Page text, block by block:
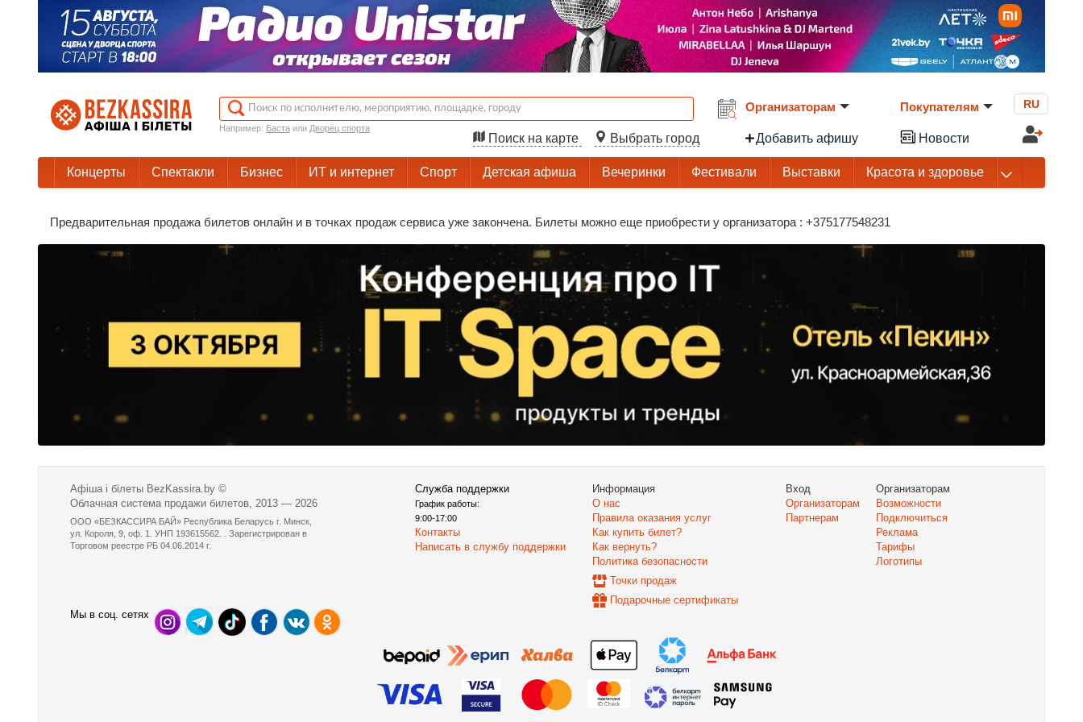
Например: Бастаили Дворец спорта
Поиск на карте Выбрать город
Организаторам
Добавить афишу
Покупателям
Новости
RU
Концерты Спектакли Бизнес ИТ и интернет Спорт Детская афиша Вечеринки Фестивали Выставки Красота и здоровье
Предварительная продажа билетов онлайн и в точках продаж сервиса уже закончена. Билеты можно еще приобрести у организатора : +375177548231
Афіша і білеты BezKassira.by ©
Облачная система продажи билетов, 2013 — 2026
ООО «БЕЗКАССИРА БАЙ» Республика Беларусь г. Минск,
ул. Короля, 9, оф. 1. УНП 193615562. . Зарегистрирован в
Торговом реестре РБ 04.06.2014 г.
Служба поддержки
График работы:
9:00-17:00
Контакты
Написать в службу поддержки
Информация
О нас
Правила оказания услуг
Как купить билет?
Как вернуть?
Политика безопасности
Точки продаж
Подарочные сертификаты
Вход
Организаторам
Партнерам
Организаторам
Возможности
Подключиться
Реклама
Тарифы
Логотипы
Мы в соц. сетях